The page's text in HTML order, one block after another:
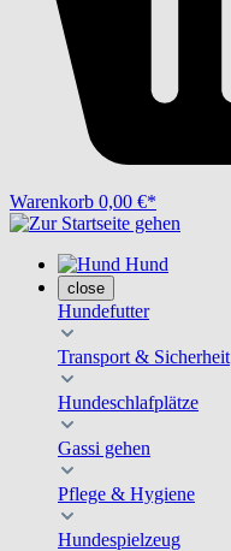
Warenkorb 0,00 €*
Hund
close
Hundefutter
Transport & Sicherheit
Hundeschlafplätze
Gassi gehen
Pflege & Hygiene
Hundespielzeug